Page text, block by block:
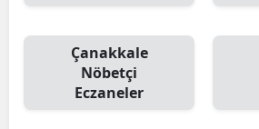
Çanakkale
Nöbetçi
Eczaneler